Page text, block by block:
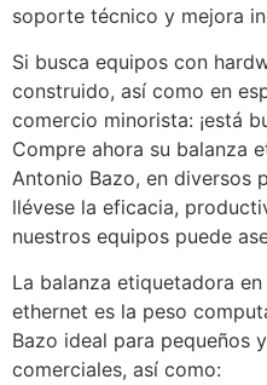
soporte técnico y mejora
Si busca equipos con
construido, así como en
comercio minorista: ¡está
Compre ahora su balanza
Antonio Bazo, en diversos
llévese la eficacia,
nuestros equipos puede
La balanza etiquetadora
ethernet es la peso
Bazo ideal para pequeños
comerciales, así como: